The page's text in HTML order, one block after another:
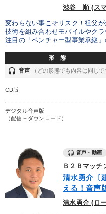
渋谷 順 (ス
変わらない事こそリスク！祖父
技術を組み合わせモバイルやク
注目の「ベンチャー型事業承継
形 態
headset 音声 （どの形態でも内容は同じで
CD版
デジタル音声版
（配信＋ダウンロード）
音声・動画
Ｂ２Ｂマッ
清水勇介〔
える！音声
清水勇介 (ロ